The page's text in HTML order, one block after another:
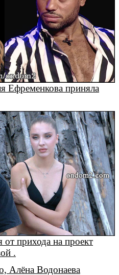
Ефременкова приняла
от прихода на проект
.